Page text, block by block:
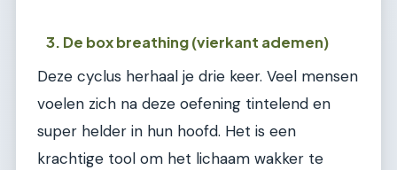
3. De box breathing (vierkant ademen)
Deze cyclus herhaal je drie keer. Veel mensen
voelen zich na deze oefening tintelend en
super helder in hun hoofd. Het is een
krachtige tool om het lichaam wakker te